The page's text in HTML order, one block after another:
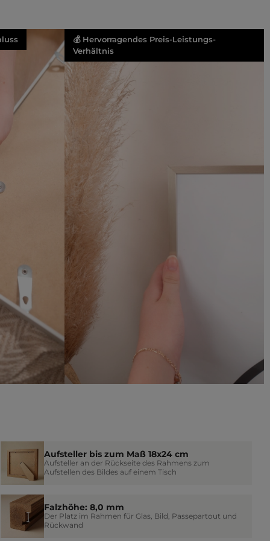
💰 Hervorragendes Preis-Leistungs-
Verhältnis
Aufsteller bis zum Maß 18x24 cm
Aufsteller an der Rückseite des Rahmens zum
Aufstellen des Bildes auf einem Tisch
Falzhöhe: 8,0 mm
Der Platz im Rahmen für Glas, Bild, Passepartout und
Rückwand